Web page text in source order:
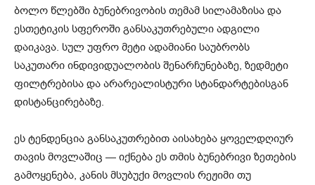
ბოლო წლებში ბუნებრივობის თემამ სილამაზისა და
ესთეტიკის სფეროში განსაკუთრებული ადგილი
დაიკავა. სულ უფრო მეტი ადამიანი საუბრობს
საკუთარი ინდივიდუალობის შენარჩუნებაზე, ზედმეტი
ფილტრებისა და არარეალისტური სტანდარტებისგან
დისტანცირებაზე.
ეს ტენდენცია განსაკუთრებით აისახება ყოველდღიურ
თავის მოვლაშიც — იქნება ეს თმის ბუნებრივი ზეთების
გამოყენება, კანის მსუბუქი მოვლის რეჟიმი თუ